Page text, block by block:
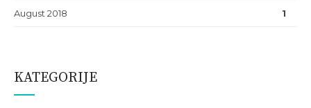
August 2018 1
KATEGORIJE